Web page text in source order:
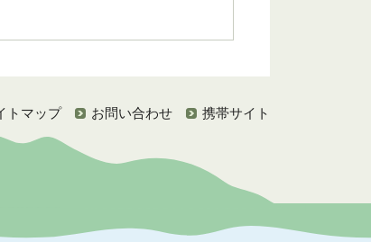
トマップ お問い合わせ 携帯サイト